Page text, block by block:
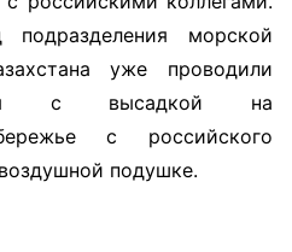
морской
уже проводили
с высадкой на
с российского
подушке.